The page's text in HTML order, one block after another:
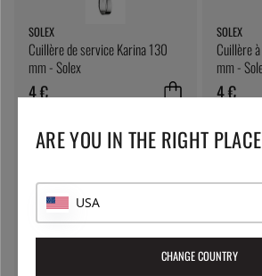
SOLEX
Cuillère de service Karina 130
mm - Solex
4 €
SOLEX
Cuillère
mm -
4 €
ARE YOU IN THE RIGHT
USA
CHANGE COUNTRY